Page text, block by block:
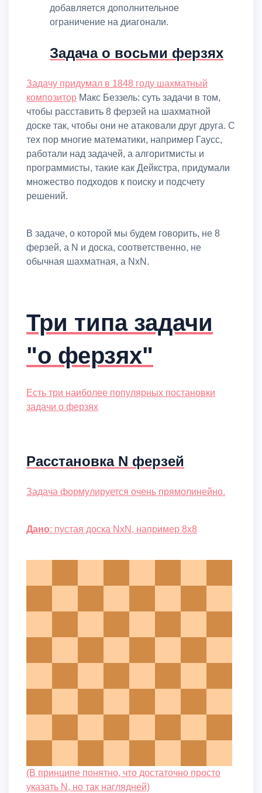
добавляется дополнительное
ограничение на диагонали.
Задача о восьми ферзях
Задачу придумал в 1848 году шахматный
композитор Макс Беззель: суть задачи в том,
чтобы расставить 8 ферзей на шахматной
доске так, чтобы они не атаковали друг друга. С
тех пор многие математики, например Гаусс,
работали над задачей, а алгоритмисты и
программисты, такие как Дейкстра, придумали
множество подходов к поиску и подсчету
решений.
В задаче, о которой мы будем говорить, не 8
ферзей, а N и доска, соответственно, не
обычная шахматная, а NxN.
Три типа задачи
"о ферзях"
Есть три наиболее популярных постановки
задачи о ферзях
Расстановка N ферзей
Задача формулируется очень прямолинейно.
Дано: пустая доска NxN, например 8х8
(в принципе понятно, что достаточно просто
указать N, но так наглядней)